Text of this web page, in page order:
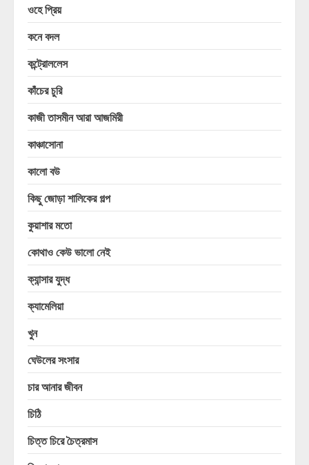
ওহে প্রিয়
কনে বদল
কন্ট্রোললেস
কাঁচের চুরি
কাজী তাসমীন আরা আজমিরী
কাঞ্চাসোনা
কালো বউ
কিছু জোড়া শালিকের গল্প
কুয়াশার মতো
কোথাও কেউ ভালো নেই
ক্যান্সার যুদ্ধ
ক্যামেলিয়া
খুন
ঘেউলের সংসার
চার আনার জীবন
চিঠি
চিত্ত চিরে চৈত্রমাস